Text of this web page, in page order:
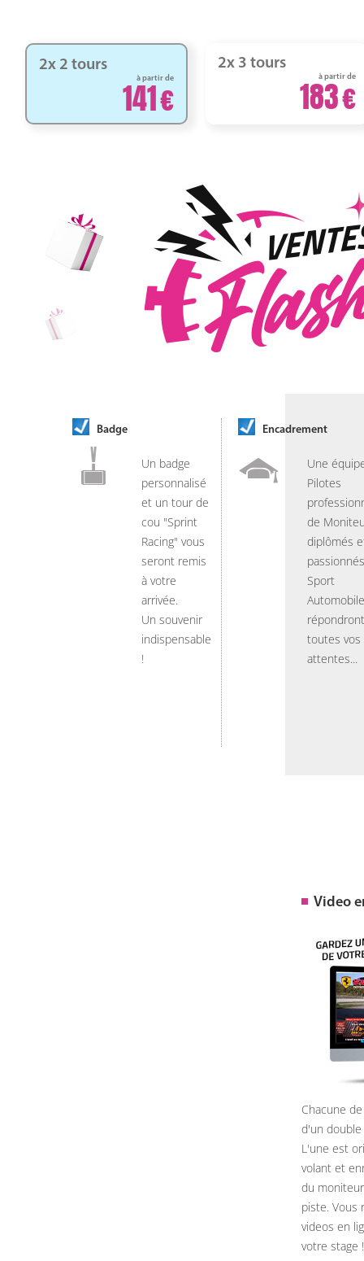
2x 2 tours
à partir de
141
2x 3 tours
à partir de
183
Badge
Un badge
personnalisé
et un tour de
cou "Sprint
Racing" vous
seront remis
à votre
arrivée.
Un souvenir
indispensable
!
Encadrement
Une
Pilotes
de
diplômés
Sport
Automobile
toutes vos
attentes...
Video
Chacune
d'un
L'une est
volant et
du
piste. Vous
videos en
votre stage !